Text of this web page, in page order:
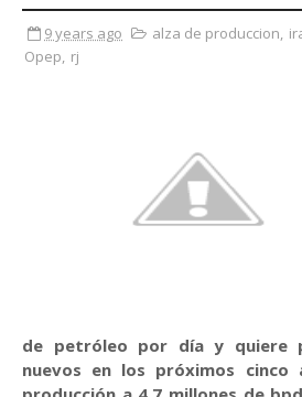
9 years ago alza de produccion,
Opep, rj
de petróleo por día y quiere
nuevos en los próximos cinco